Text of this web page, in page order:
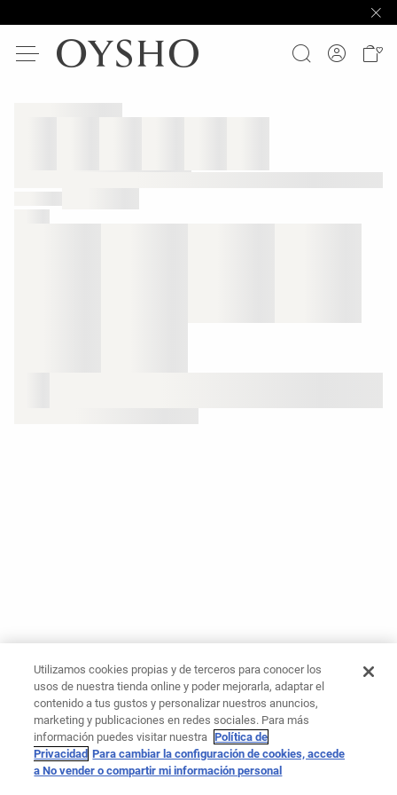
Utilizamos cookies propias y de terceros para conocer los
usos de nuestra tienda online y poder mejorarla, adaptar el
contenido a tus gustos y personalizar nuestros anuncios,
marketing y publicaciones en redes sociales. Para más
información puedes visitar nuestra Política de
Privacidad Para cambiar la configuración de cookies, accede
a No vender o compartir mi información personal